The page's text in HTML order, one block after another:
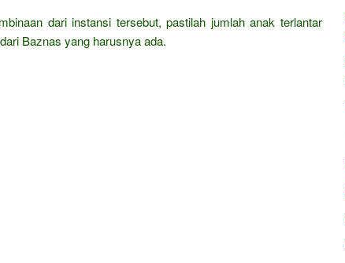
dari instansi tersebut, pastilah jumlah anak terlantar
Baznas yang harusnya ada.